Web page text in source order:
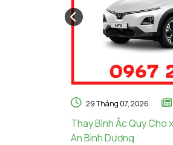
29 Tháng 07, 2026
Thay Bình Ắc Quy Cho
An Bình Dương